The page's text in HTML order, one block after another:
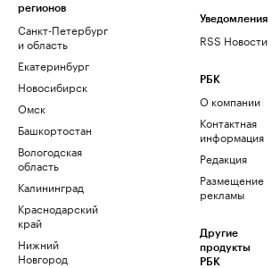
регионов
Санкт-Петербург
и область
Екатеринбург
Новосибирск
Омск
Башкортостан
Вологодская
область
Калининград
Краснодарский
край
Нижний
Новгород
Уведомления
RSS Новости
РБК
О компании
Контактная
информация
Редакция
Размещение
рекламы
Другие
продукты
РБК